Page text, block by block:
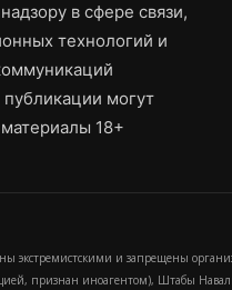
в сфере связи,
технологий и
могут
18+
экстремистскими и запрещены
признан иноагентом), Штабы